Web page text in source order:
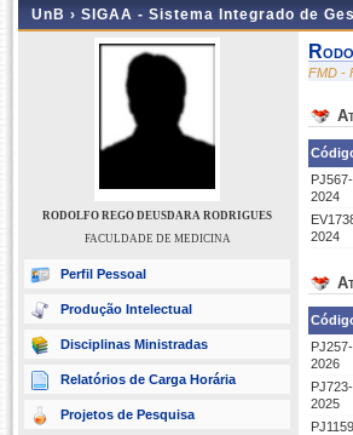
UnB › SIGAA - Sistema Integrado de
RODOLFO REGO DEUSDARA RODRIGUES
FACULDADE DE MEDICINA
Perfil Pessoal
Produção Intelectual
Disciplinas Ministradas
Relatórios de Carga Horária
Projetos de Pesquisa
FMD -
PJ567-
2024
2024
PJ257-
2026
PJ723-
2025